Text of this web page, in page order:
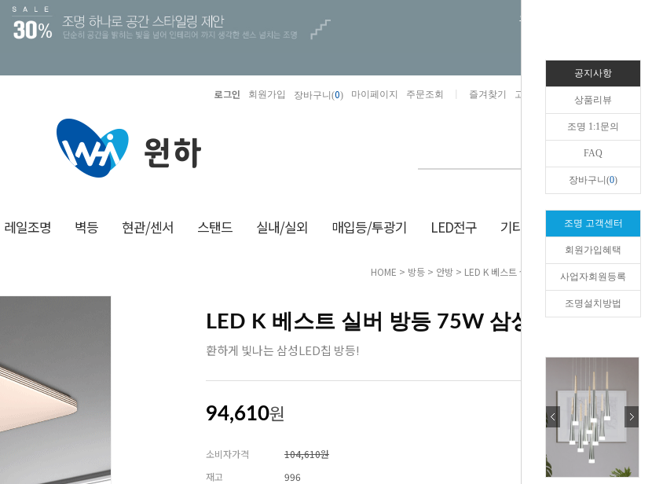
오늘하루 열지않음
로그인 회원가입 장바구니(0) 마이페이지 주문조회 즐겨찾기 고객센터 카카오톡채널/상담
레일조명 벽등 현관/센서 스탠드 실내/실외 매입등/투광기 LED전구 기타/잡화 생활/건강
HOME > 방등 > 안방 > LED K 베스트 실버 방등 75W 삼성칩+리모컨
LED K 베스트 실버 방등 75W 삼성칩+리모컨
환하게 빛나는 삼성LED칩 방등!
94,610원
소비자가격
104,610원
재고
996
공지사항
상품리뷰
조명 1:1문의
FAQ
장바구니(0)
조명 고객센터
회원가입혜택
사업자회원등록
조명설치방법